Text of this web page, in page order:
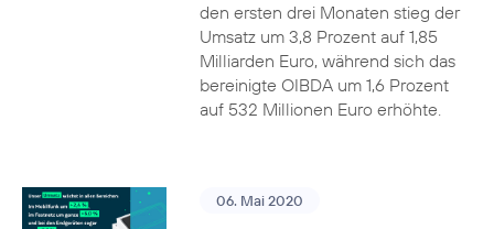
den ersten drei Monaten stieg der
Umsatz um 3,8 Prozent auf 1,85
Milliarden Euro, während sich das
bereinigte OIBDA um 1,6 Prozent
auf 532 Millionen Euro erhöhte.
06. Mai 2020